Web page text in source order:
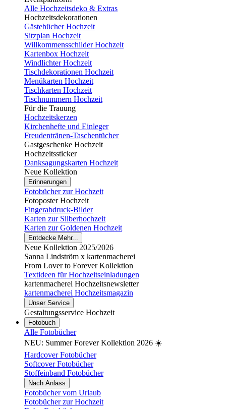
Alle Hochzeitsdeko & Extras
Hochzeitsdekorationen
Gästebücher Hochzeit
Sitzplan Hochzeit
Willkommensschilder Hochzeit
Kartenbox Hochzeit
Windlichter Hochzeit
Tischdekorationen Hochzeit
Menükarten Hochzeit
Tischkarten Hochzeit
Tischnummern Hochzeit
Für die Trauung
Hochzeitskerzen
Kirchenhefte und Einleger
Freudentränen-Taschentücher
Gastgeschenke Hochzeit
Hochzeitssticker
Danksagungskarten Hochzeit
Neue Kollektion
Erinnerungen
Fotobücher zur Hochzeit
Fotoposter Hochzeit
Fingerabdruck-Bilder
Karten zur Silberhochzeit
Karten zur Goldenen Hochzeit
Entdecke Mehr...
Neue Kollektion 2025/2026
Sanna Lindström x kartenmacherei
From Lover to Forever Kollektion
Textideen für Hochzeitseinladungen
kartenmacherei Hochzeitsnewsletter
kartenmacherei Hochzeitsmagazin
Unser Service
Gestaltungsservice Hochzeit
Fotobuch
Alle Fotobücher
NEU: Summer Forever Kollektion 2026 ☀️
Hardcover Fotobücher
Softcover Fotobücher
Stoffeinband Fotobücher
Nach Anlass
Fotobücher vom Urlaub
Fotobücher zur Hochzeit